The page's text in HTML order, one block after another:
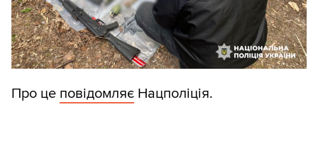
Про це повідомляє Нацполіція.